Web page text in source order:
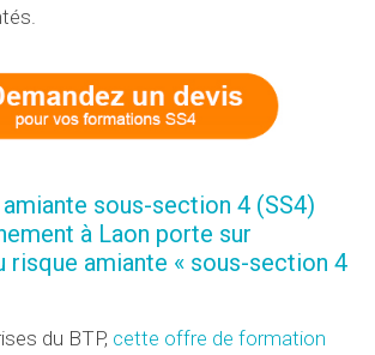
sous-section 4 (SS4)
à Laon porte sur
risque amiante « sous-section 4
du BTP, cette offre de formation